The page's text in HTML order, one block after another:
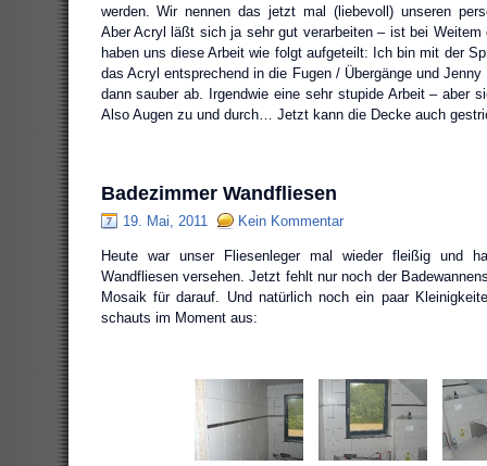
werden. Wir nennen das jetzt mal (liebevoll) unseren
Aber Acryl läßt sich ja sehr gut verarbeiten – ist bei
haben uns diese Arbeit wie folgt aufgeteilt: Ich bin mit der
das Acryl entsprechend in die Fugen / Übergänge und
dann sauber ab. Irgendwie eine sehr stupide Arbeit – aber
Also Augen zu und durch… Jetzt kann die Decke auch
Badezimmer Wandfliesen
19. Mai, 2011 Kein Kommentar
Heute war unser Fliesenleger mal wieder fleißig und
Wandfliesen versehen. Jetzt fehlt nur noch der
Mosaik für darauf. Und natürlich noch ein paar
schauts im Moment aus: